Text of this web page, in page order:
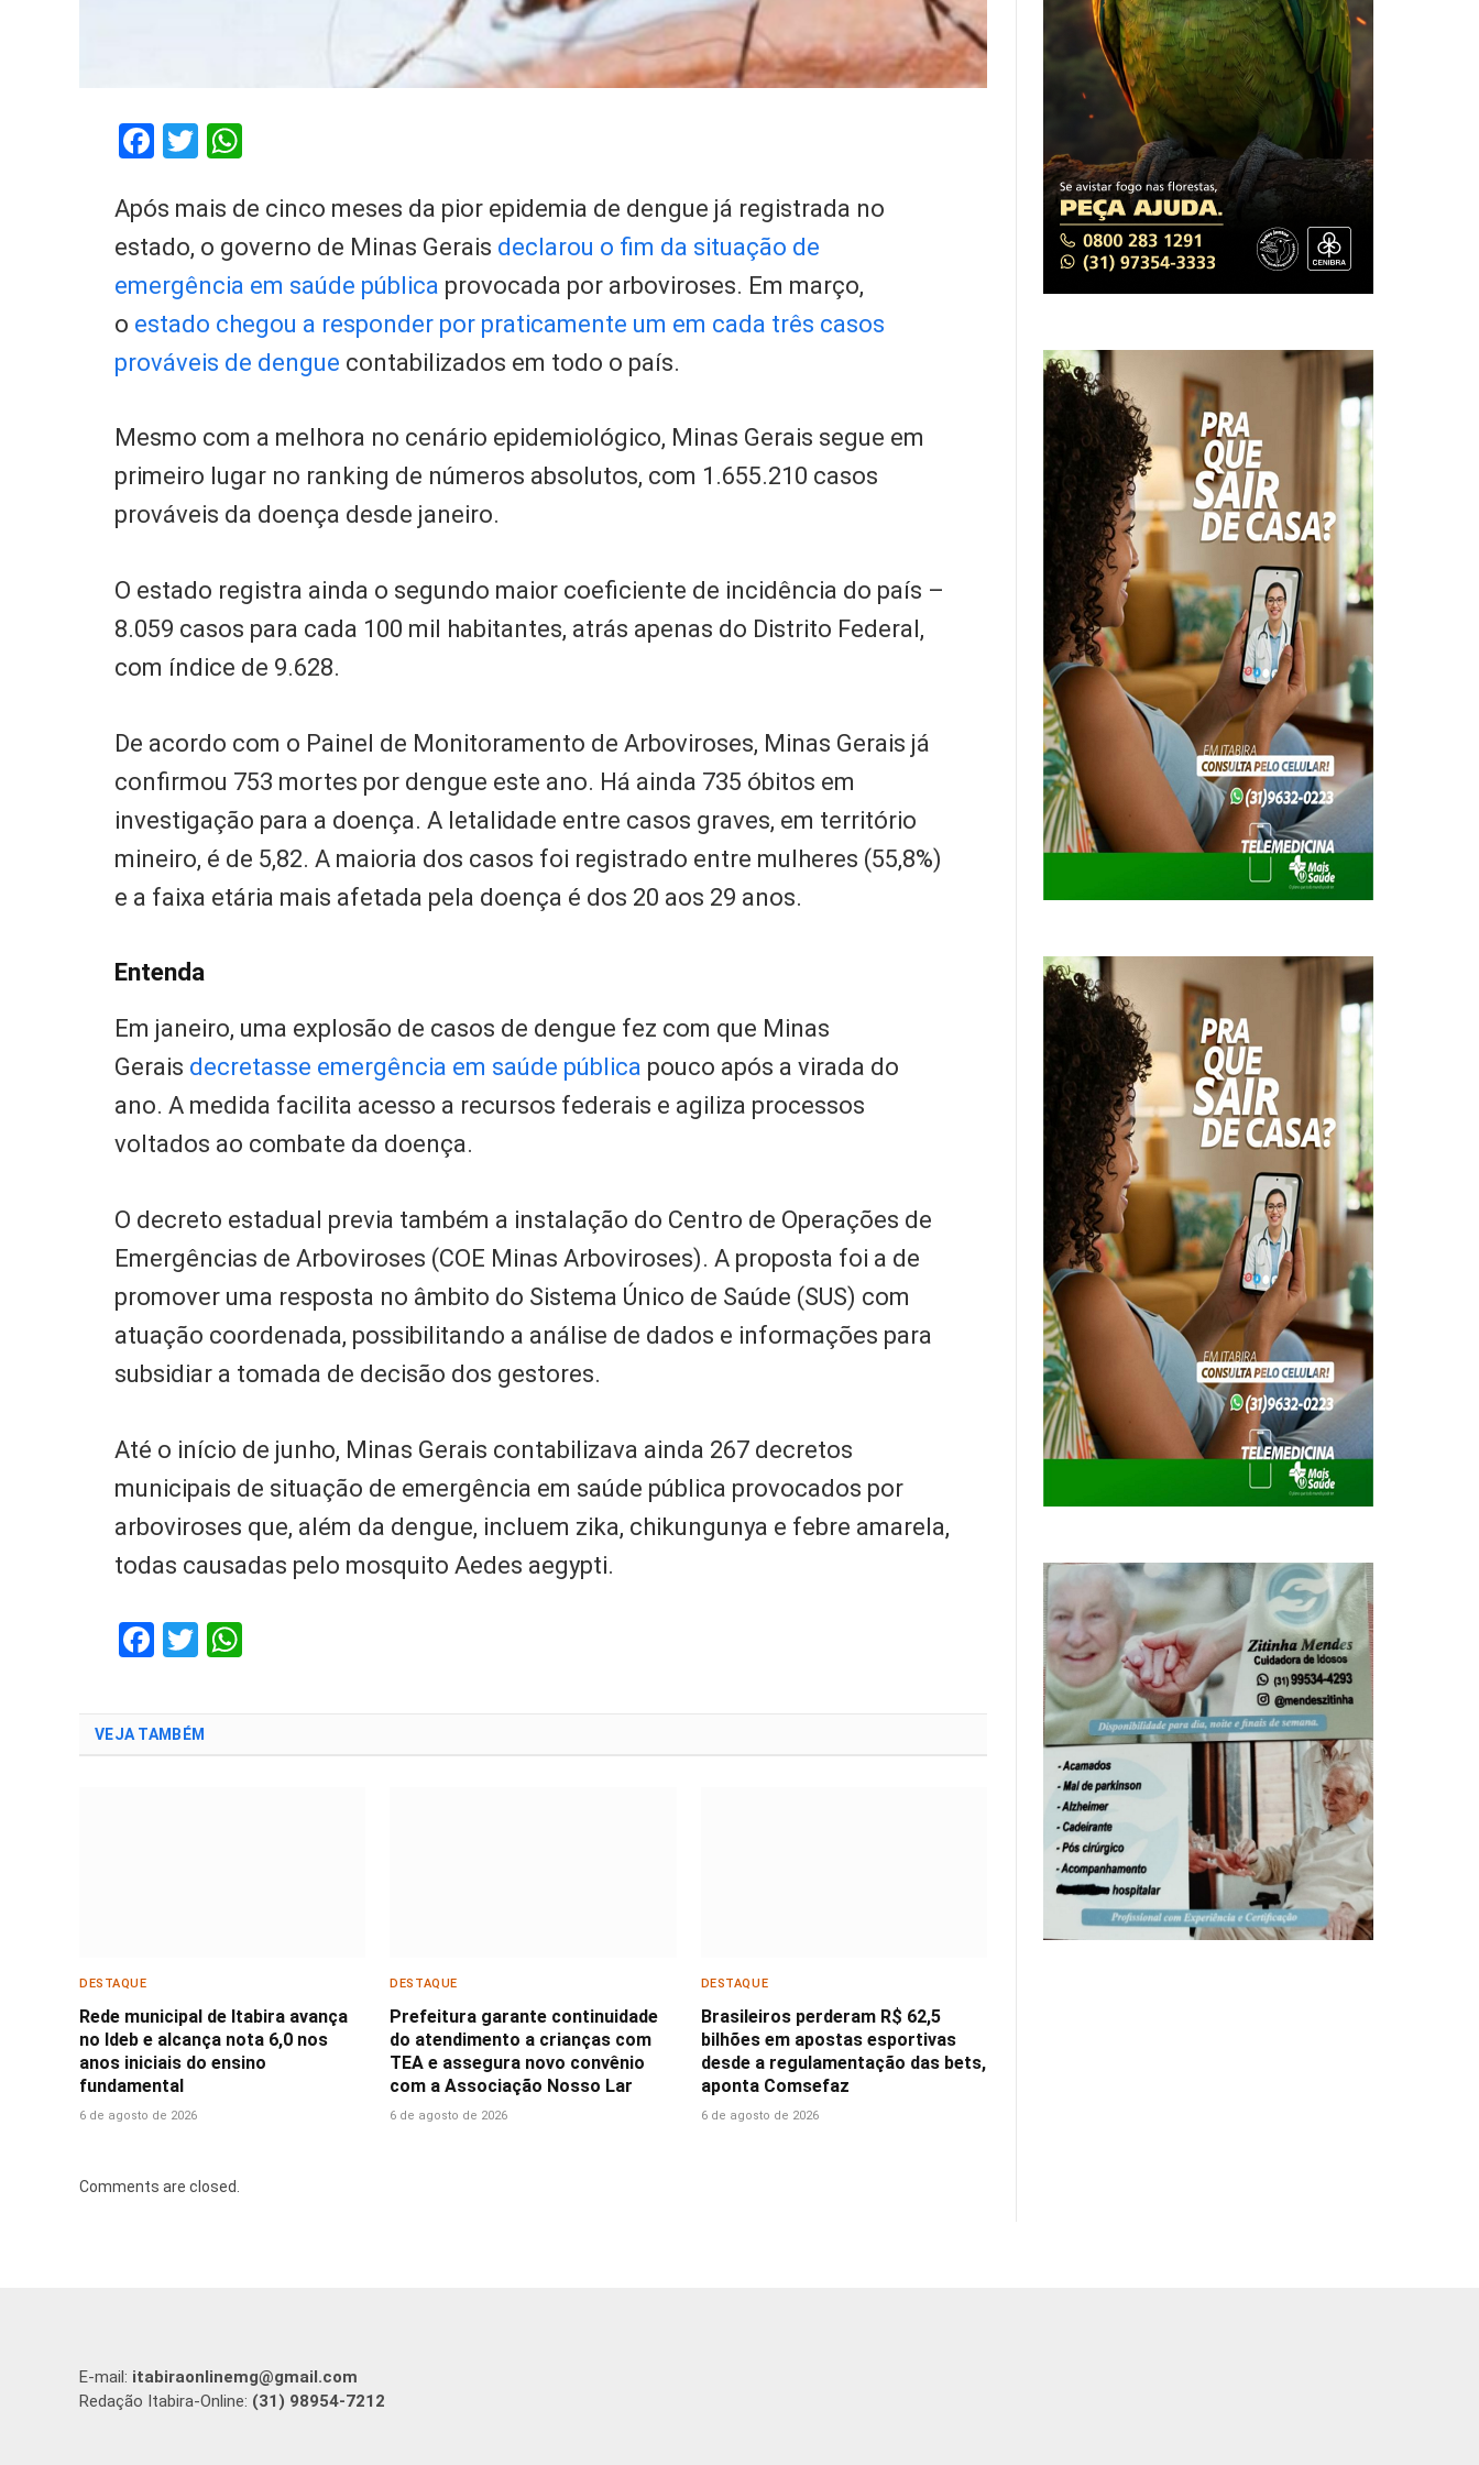
Facebook
Twitter
Após mais de cinco meses da pior epidemia de dengue já registrada no
estado, o governo de Minas Gerais declarou o fim da situação de
emergência em saúde pública provocada por arboviroses. Em março,
o estado chegou a responder por praticamente um em cada três casos
prováveis de dengue contabilizados em todo o país.
Mesmo com a melhora no cenário epidemiológico, Minas Gerais segue em
primeiro lugar no ranking de números absolutos, com 1.655.210 casos
prováveis da doença desde janeiro.
O estado registra ainda o segundo maior coeficiente de incidência do país –
8.059 casos para cada 100 mil habitantes, atrás apenas do Distrito Federal,
com índice de 9.628.
De acordo com o Painel de Monitoramento de Arboviroses, Minas Gerais já
confirmou 753 mortes por dengue este ano. Há ainda 735 óbitos em
investigação para a doença. A letalidade entre casos graves, em território
mineiro, é de 5,82. A maioria dos casos foi registrado entre mulheres (55,8%)
e a faixa etária mais afetada pela doença é dos 20 aos 29 anos.
Entenda
Em janeiro, uma explosão de casos de dengue fez com que Minas
Gerais decretasse emergência em saúde pública pouco após a virada do
ano. A medida facilita acesso a recursos federais e agiliza processos
voltados ao combate da doença.
O decreto estadual previa também a instalação do Centro de Operações de
Emergências de Arboviroses (COE Minas Arboviroses). A proposta foi a de
promover uma resposta no âmbito do Sistema Único de Saúde (SUS) com
atuação coordenada, possibilitando a análise de dados e informações para
subsidiar a tomada de decisão dos gestores.
Até o início de junho, Minas Gerais contabilizava ainda 267 decretos
municipais de situação de emergência em saúde pública provocados por
arboviroses que, além da dengue, incluem zika, chikungunya e febre amarela,
todas causadas pelo mosquito Aedes aegypti.
Facebook
Twitter
VEJA TAMBÉM
DESTAQUE
Rede municipal de Itabira avança
no Ideb e alcança nota 6,0 nos
anos iniciais do ensino
fundamental
6 de agosto de 2026
DESTAQUE
Prefeitura garante continuidade
do atendimento a crianças com
TEA e assegura novo convênio
com a Associação Nosso Lar
6 de agosto de 2026
DESTAQUE
Brasileiros perderam R$ 62,5
bilhões em apostas esportivas
desde a regulamentação das bets,
aponta Comsefaz
6 de agosto de 2026
Comments are closed.
E-mail: itabiraonlinemg@gmail.com
Redação Itabira-Online: (31) 98954-7212